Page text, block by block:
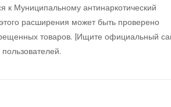
Муниципальному антинаркотический
расширения может быть проверено
товаров. |Ищите официальный